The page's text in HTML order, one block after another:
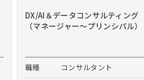
DX/AI＆データコンサルティング
（マネージャー～プリンシパル）
職種
コンサルタント